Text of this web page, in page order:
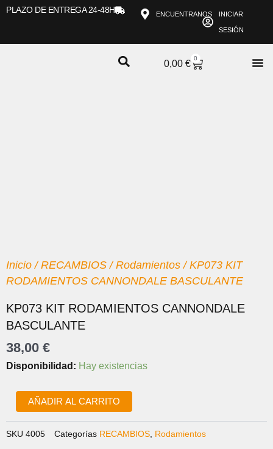
PLAZO DE ENTREGA 24-48H ENCUENTRANOS INICIAR
SESIÓN
0,00€
0
CARRITO
Inicio /RECAMBIOS /Rodamientos / KP073 KIT
RODAMIENTOS CANNONDALE BASCULANTE
KP073 KIT RODAMIENTOS CANNONDALE
BASCULANTE
38,00 €
Disponibilidad: Hay existencias
KP073
CANNONDALE
BASCULANTE
cantidad
AÑADIR AL CARRITO
SKU 4005 Categorías RECAMBIOS Rodamientos